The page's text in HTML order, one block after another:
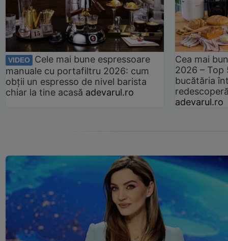
VIDEO
Cele mai bune espressoare
manuale cu portafiltru 2026: cum
obții un espresso de nivel barista
chiar la tine acasă adevarul.ro
Cea mai
2026 –
bucătăria
adevarul.ro